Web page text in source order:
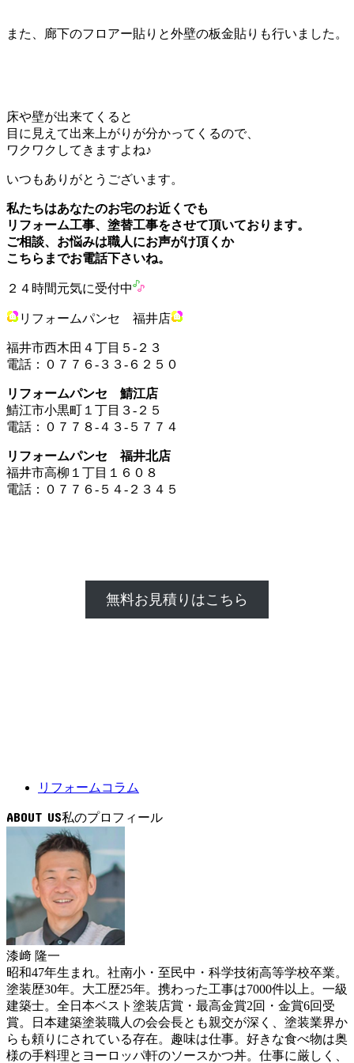
また、廊下のフロアー貼りと外壁の板金貼りも行いました。
床や壁が出来てくると
目に見えて出来上がりが分かってくるので、
ワクワクしてきますよね♪
いつもありがとうございます。
私たちはあなたのお宅のお近くでも
リフォーム工事、塗替工事をさせて頂いております。
ご相談、お悩みは職人にお声がけ頂くか
こちらまでお電話下さいね。
２４時間元気に受付中
リフォームパンセ 福井店
福井市西木田４丁目５-２３
電話：０７７６-３３-６２５０
リフォームパンセ 鯖江店
鯖江市小黒町１丁目３-２５
電話：０７７８-４３-５７７４
リフォームパンセ 福井北店
福井市高柳１丁目１６０８
電話：０７７６-５４-２３４５
無料お見積りはこちら
リフォームコラム
ABOUT US
漆﨑 隆一
昭和47年生まれ。社南小・至民中・科学技術高等学校卒業。
塗装歴30年。大工歴25年。携わった工事は7000件以上。一級
建築士。全日本ベスト塗装店賞・最高金賞2回・金賞6回受
賞。日本建築塗装職人の会会長とも親交が深く、塗装業界か
らも頼りにされている存在。趣味は仕事。好きな食べ物は奥
様の手料理とヨーロッパ軒のソースかつ丼。仕事に厳しく、